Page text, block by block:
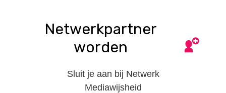
Netwerkpartner
worden
Sluit je aan bij Netwerk
Mediawijsheid